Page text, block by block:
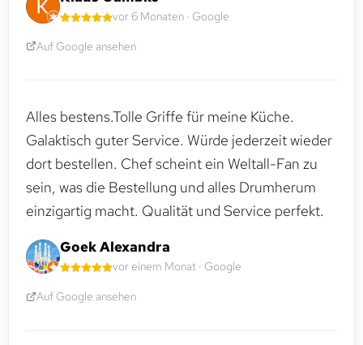
vor 6 Monaten · Google
Auf Google ansehen
Alles bestens.Tolle Griffe für meine Küche.
Galaktisch guter Service. Würde jederzeit wieder
dort bestellen. Chef scheint ein Weltall-Fan zu
sein, was die Bestellung und alles Drumherum
einzigartig macht. Qualität und Service perfekt.
Goek Alexandra
vor einem Monat · Google
Auf Google ansehen